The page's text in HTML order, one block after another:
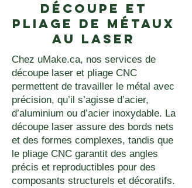
Découpe et
pliage de métaux
au laser
Chez uMake.ca, nos services de
découpe laser et pliage CNC
permettent de travailler le métal avec
précision, qu’il s’agisse d’acier,
d’aluminium ou d’acier inoxydable. La
découpe laser assure des bords nets
et des formes complexes, tandis que
le pliage CNC garantit des angles
précis et reproductibles pour des
composants structurels et décoratifs.